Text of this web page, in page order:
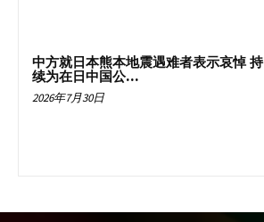
中方就日本熊本地震遇难者表示哀悼 持
续为在日中国公...
2026年7月30日